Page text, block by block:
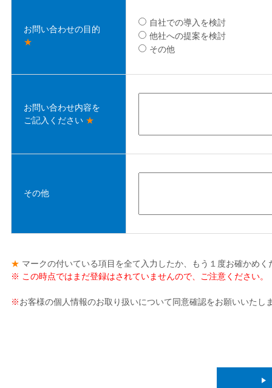
お問い合わせの目的
★
自社での導入を検討
他社への提案を検討
その他
お問い合わせ内容を
ご記入ください ★
その他
★ マークの付いている項目を全て入力したか、もう１度お確かめ
※ この時点ではまだ登録はされていませんので、ご注意ください。
※お客様の個人情報のお取り扱いについて同意確認をお願いいたし